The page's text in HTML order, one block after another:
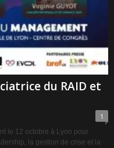
du RAID et
1
le 12 octobre à Lyon pour
la gestion de crise et la